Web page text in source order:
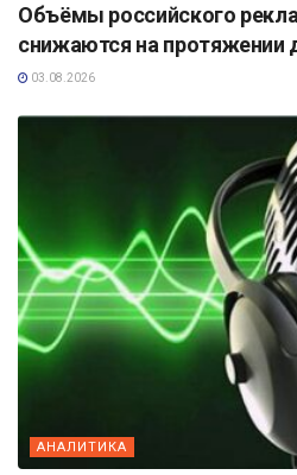
Объёмы российского
снижаются на протяжении
03.08.2026
АНАЛИТИКА